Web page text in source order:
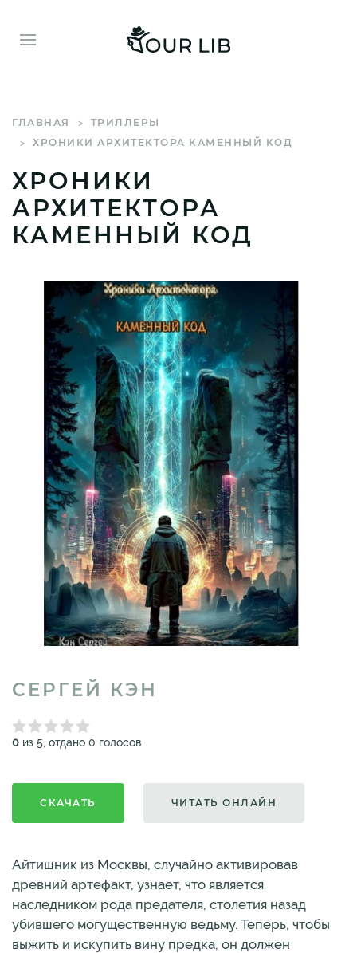
ГЛАВНАЯ
ТРИЛЛЕРЫ
ХРОНИКИ АРХИТЕКТОРА КАМЕННЫЙ КОД
ХРОНИКИ
АРХИТЕКТОРА
КАМЕННЫЙ КОД
СЕРГЕЙ КЭН
0 из 5, отдано 0 голосов
СКАЧАТЬ ЧИТАТЬ ОНЛАЙН
Айтишник из Москвы, случайно активировав
древний артефакт, узнает, что является
наследником рода предателя, столетия назад
убившего могущественную ведьму. Теперь, чтобы
выжить и искупить вину предка, он должен